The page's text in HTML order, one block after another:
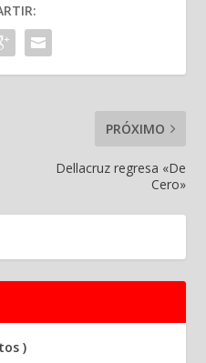
PRÓXIMO
Dellacruz regresa «De
Cero»
)